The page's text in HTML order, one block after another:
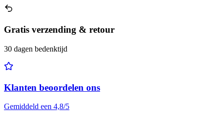
Gratis verzending & retour
30 dagen bedenktijd
Klanten beoordelen ons
Gemiddeld een 4,8/5